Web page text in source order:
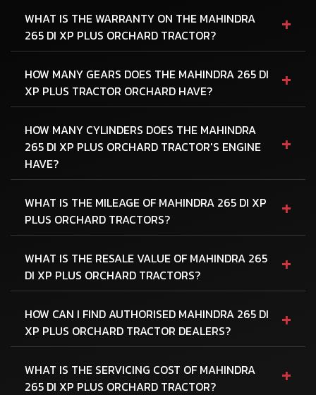
WHAT IS THE WARRANTY ON THE MAHINDRA
265 DI XP PLUS ORCHARD TRACTOR?
+
HOW MANY GEARS DOES THE MAHINDRA 265 DI
XP PLUS TRACTOR ORCHARD HAVE?
+
HOW MANY CYLINDERS DOES THE MAHINDRA
265 DI XP PLUS ORCHARD TRACTOR'S ENGINE
HAVE?
+
WHAT IS THE MILEAGE OF MAHINDRA 265 DI XP
PLUS ORCHARD TRACTORS?
+
WHAT IS THE RESALE VALUE OF MAHINDRA 265
DI XP PLUS ORCHARD TRACTORS?
+
HOW CAN I FIND AUTHORISED MAHINDRA 265 DI
XP PLUS ORCHARD TRACTOR DEALERS?
+
WHAT IS THE SERVICING COST OF MAHINDRA
265 DI XP PLUS ORCHARD TRACTOR?
+